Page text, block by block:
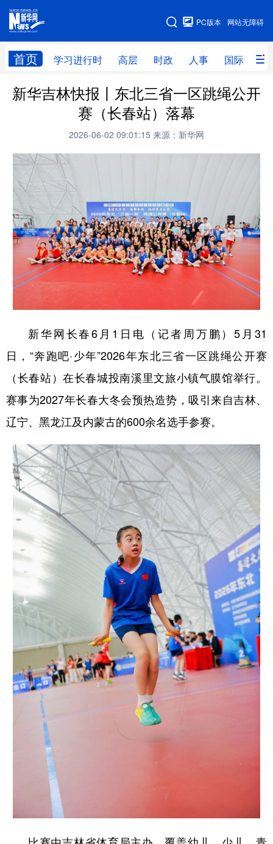
网站无障碍
PC版本
首页 学习进行时 高层 时政 人事 国际 财
网站地图
学习进行时 高层 时政 人事
财经 网评
全球连线
科技
访谈 视频 图片 政务
法律 中央文件 金融 汽车
食品 信息化 数字经济
彩票 时尚 悦读
公益 一带一路 亚太网 上市公司
文化产业
地方频道
北京 天津 河北
辽宁 吉林 上海 江苏
浙江 安徽 福建
山东 河南 湖北 湖南
广东 广西 海南 重庆
四川 贵州 云南 西藏
陕西 甘肃 青海 宁夏
新疆 内蒙古 黑龙江
多语种频道
English Français
Русский язык
Deutsch
新华吉林快报丨东北三省一区跳绳公开
赛（长春站）落幕
2026-06-02 09:01:15 来源：新华网
新华网长春6月1日电（记者周万鹏）5月31
日，“奔跑吧·少年”2026年东北三省一区跳绳公开赛
（长春站）在长春城投南溪里文旅小镇气膜馆举行。
赛事为2027年长春大冬会预热造势，吸引来自吉林、
辽宁、黑龙江及内蒙古的600余名选手参赛。